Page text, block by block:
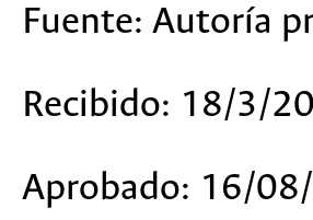
Fuente: Autoría
Recibido: 18/3/
Aprobado: 16/